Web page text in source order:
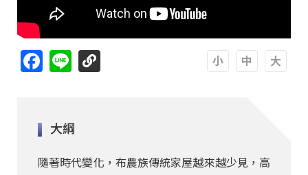
Facebook
Line
大綱
隨著時代變化，布農族傳統家屋越來越少見，高